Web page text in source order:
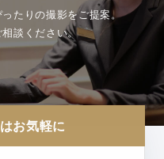
たりの撮影をご提案。
談ください。
お気軽に